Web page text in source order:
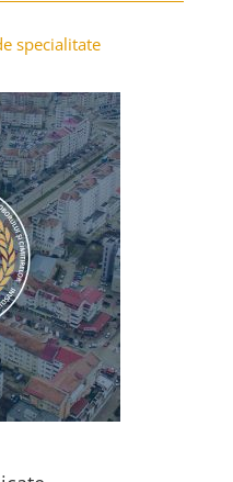
specialitate